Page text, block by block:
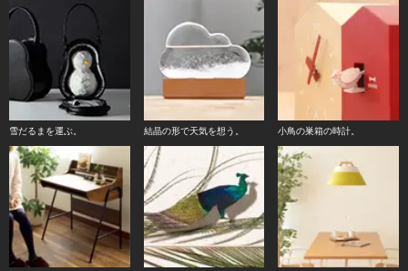
雪だるまを運ぶ。 結晶の形で天気を想う。 小鳥の巣箱の時計。